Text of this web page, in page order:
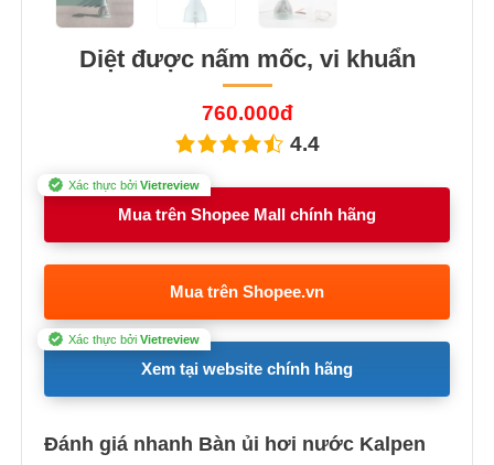
Diệt được nấm mốc, vi khuẩn
760.000đ
4.4
Xác thực bởi Vietreview
Mua trên Shopee Mall chính hãng
Mua trên Shopee.vn
Xác thực bởi Vietreview
Xem tại website chính hãng
Đánh giá nhanh Bàn ủi hơi nước Kalpen